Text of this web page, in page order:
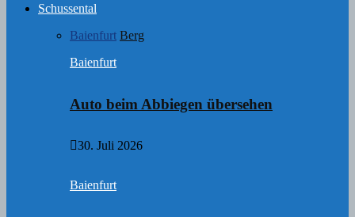
Schussental
Baienfurt Berg
Baienfurt
Auto beim Abbiegen übersehen
30. Juli 2026
Baienfurt